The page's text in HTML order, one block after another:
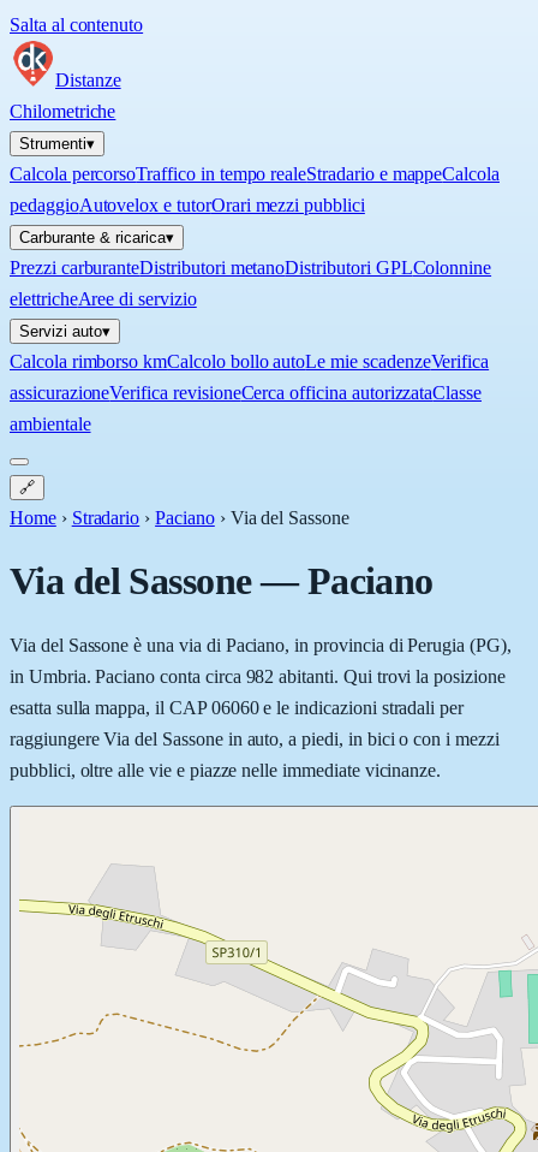
Salta al contenuto
Distanze
Chilometriche
Strumenti▾
Calcola percorsoTraffico in tempo realeStradario e mappeCalcola
pedaggioAutovelox e tutorOrari mezzi pubblici
Carburante & ricarica▾
Prezzi carburanteDistributori metanoDistributori GPLColonnine
elettricheAree di servizio
Servizi auto▾
Calcola rimborso kmCalcolo bollo autoLe mie scadenzeVerifica
assicurazioneVerifica revisioneCerca officina autorizzataClasse
ambientale
🔗
Home › Stradario › Paciano › Via del Sassone
Via del Sassone—Paciano
Via del Sassone è una via di Paciano, in provincia di Perugia (PG),
in Umbria. Paciano conta circa 982 abitanti. Qui trovi la posizione
esatta sulla mappa, il CAP 06060 e le indicazioni stradali per
raggiungere Via del Sassone in auto, a piedi, in bici o con i mezzi
pubblici, oltre alle vie e piazze nelle immediate vicinanze.